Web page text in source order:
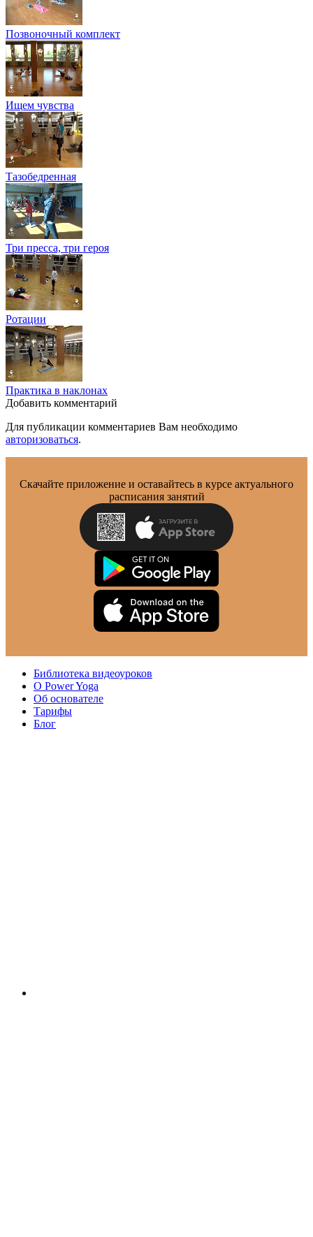
Позвоночный комплект
Ищем чувства
Тазобедренная
Три пресса, три героя
Ротации
Практика в наклонах
Добавить комментарий
Для публикации комментариев Вам необходимо
авторизоваться.
Скачайте приложение и оставайтесь в курсе актуального
расписания занятий
Библиотека видеоуроков
О Power Yoga
Об основателе
Тарифы
Блог